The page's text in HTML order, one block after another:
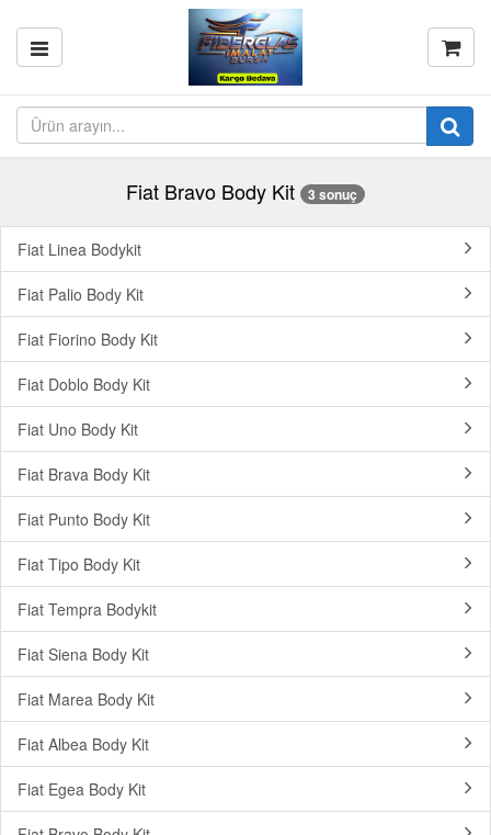
Fiat Bravo Body Kit 3 sonuç
Fiat Linea Bodykit
Fiat Palio Body Kit
Fiat Fiorino Body Kit
Fiat Doblo Body Kit
Fiat Uno Body Kit
Fiat Brava Body Kit
Fiat Punto Body Kit
Fiat Tipo Body Kit
Fiat Tempra Bodykit
Fiat Siena Body Kit
Fiat Marea Body Kit
Fiat Albea Body Kit
Fiat Egea Body Kit